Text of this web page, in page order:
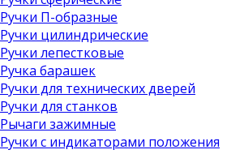
Ручки П-образные
Ручки цилиндрические
Ручки лепестковые
Ручка барашек
Ручки для технических дверей
Ручки для станков
Рычаги зажимные
Ручки с индикаторами положения